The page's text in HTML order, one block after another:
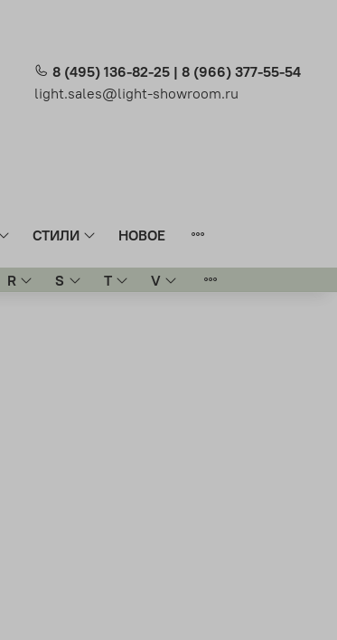
8 (495) 136-82-25 | 8 (966) 377-55-54
light.sales@light-showroom.ru
СТИЛИ НОВОЕ
R S T V